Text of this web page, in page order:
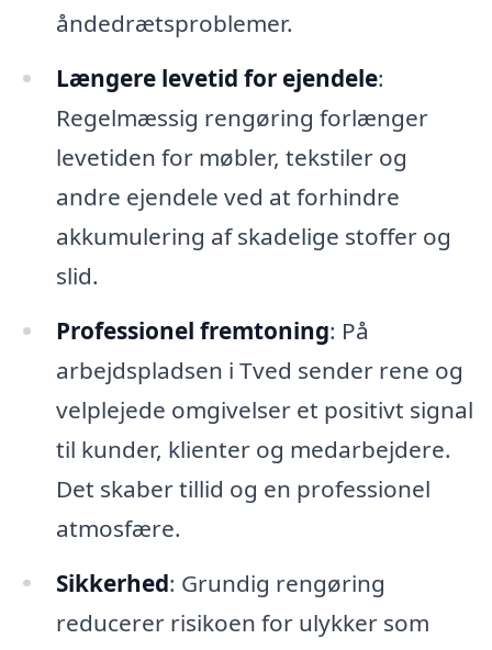
åndedrætsproblemer.
Længere levetid for ejendele:
Regelmæssig rengøring forlænger
levetiden for møbler, tekstiler og
andre ejendele ved at forhindre
akkumulering af skadelige stoffer og
slid.
Professionel fremtoning: På
arbejdspladsen i Tved sender rene og
velplejede omgivelser et positivt signal
til kunder, klienter og medarbejdere.
Det skaber tillid og en professionel
atmosfære.
Sikkerhed: Grundig rengøring
reducerer risikoen for ulykker som